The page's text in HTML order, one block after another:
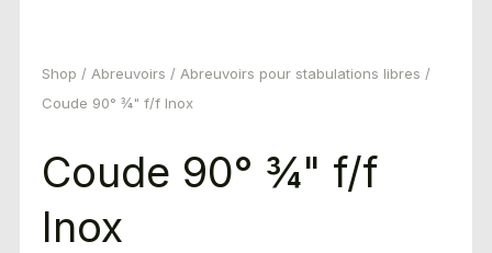
Shop / Abreuvoirs / Abreuvoirs pour stabulations libres /
Coude 90° ¾" f/f Inox
Coude 90° ¾" f/f
Inox